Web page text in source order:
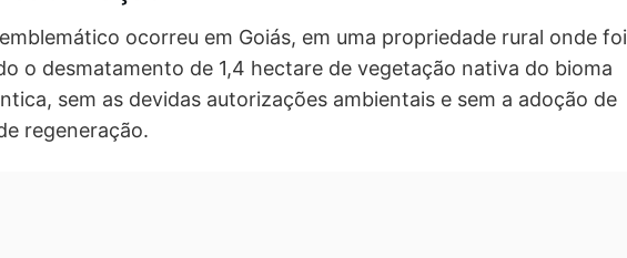
ocorreu em Goiás, em uma propriedade rural onde foi
o desmatamento de 1,4 hectare de vegetação nativa do bioma
sem as devidas autorizações ambientais e sem a adoção de
regeneração.